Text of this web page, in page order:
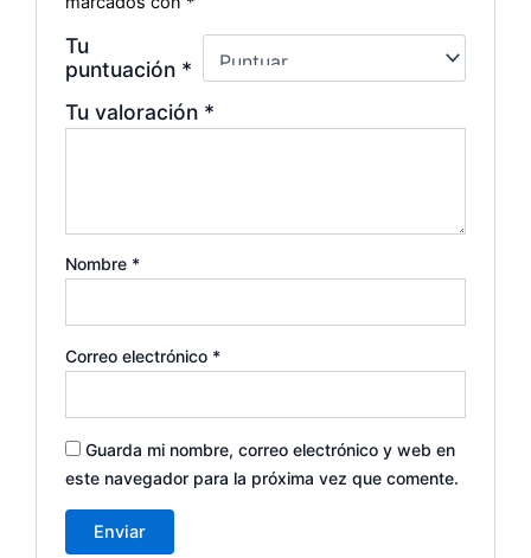
Tu
puntuación *
Tu valoración *
Nombre *
Correo electrónico *
Guarda mi nombre, correo electrónico y web en
este navegador para la próxima vez que comente.